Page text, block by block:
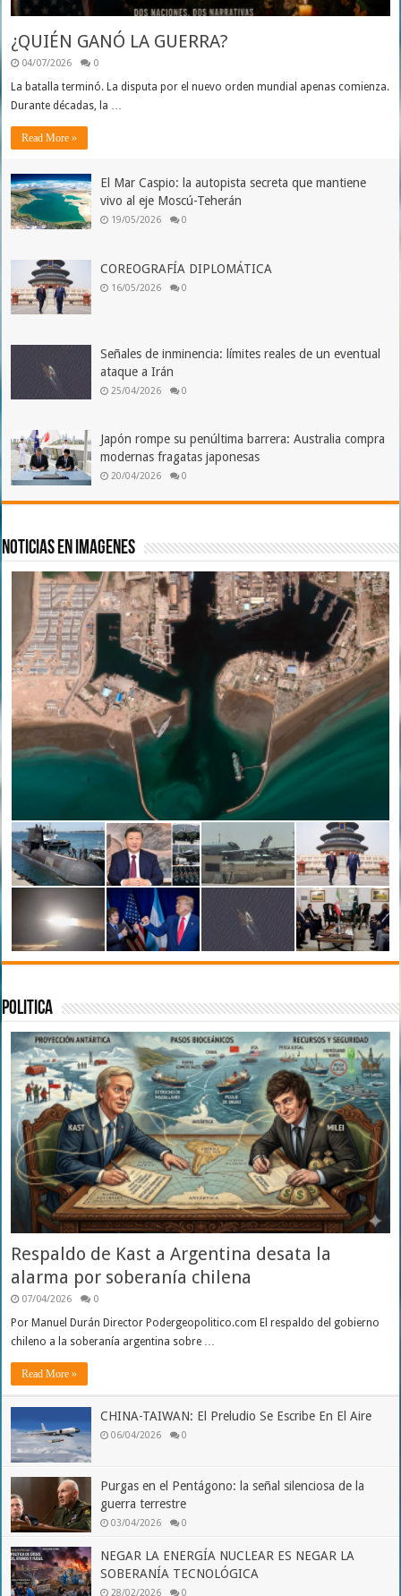
¿QUIÉN GANÓ LA GUERRA?
04/07/2026 0
La batalla terminó. La disputa por el nuevo orden mundial apenas comienza.
Durante décadas, la …
Read More »
El Mar Caspio: la autopista secreta que mantiene
vivo al eje Moscú-Teherán
19/05/2026 0
COREOGRAFÍA DIPLOMÁTICA
16/05/2026 0
Señales de inminencia: límites reales de un eventual
ataque a Irán
25/04/2026 0
Japón rompe su penúltima barrera: Australia compra
modernas fragatas japonesas
20/04/2026 0
Noticias en imagenes
Politica
Respaldo de Kast a Argentina desata la
alarma por soberanía chilena
07/04/2026 0
Por Manuel Durán Director Podergeopolitico.com El respaldo del gobierno
chileno a la soberanía argentina sobre …
Read More »
CHINA-TAIWAN: El Preludio Se Escribe En El Aire
06/04/2026 0
Purgas en el Pentágono: la señal silenciosa de la
guerra terrestre
03/04/2026 0
NEGAR LA ENERGÍA NUCLEAR ES NEGAR LA
SOBERANÍA TECNOLÓGICA
28/02/2026 0